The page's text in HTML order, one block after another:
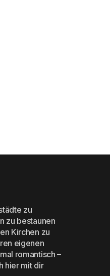
zu
zu bestaunen
Kirchen zu
eigenen
romantisch –
hier mit dir